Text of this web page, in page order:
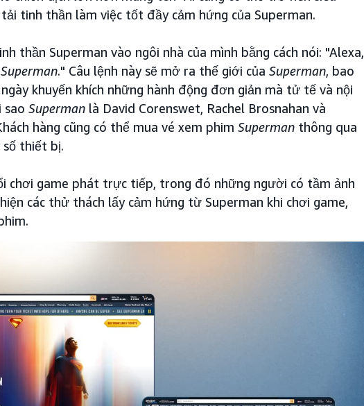
tinh thần làm việc tốt đầy cảm hứng của Superman.
thần Superman vào ngôi nhà của mình bằng cách nói: "Alexa,
Superman." Câu lệnh này sẽ mở ra thế giới của Superman, bao
khuyến khích những hành động đơn giản mà tử tế và nội
sao Superman là David Corenswet, Rachel Brosnahan và
hàng cũng có thể mua vé xem phim Superman thông qua
thiết bị.
chơi game phát trực tiếp, trong đó những người có tầm ảnh
các thử thách lấy cảm hứng từ Superman khi chơi game,